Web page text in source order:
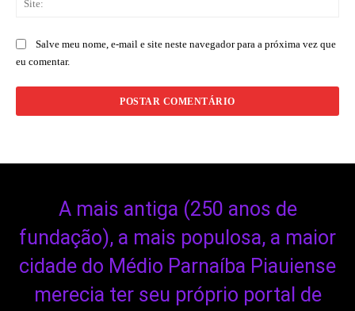
Salve meu nome, e-mail e site neste navegador para a próxima vez que
eu comentar.
A mais antiga (250 anos de
fundação), a mais populosa, a maior
cidade do Médio Parnaíba Piauiense
merecia ter seu próprio portal de